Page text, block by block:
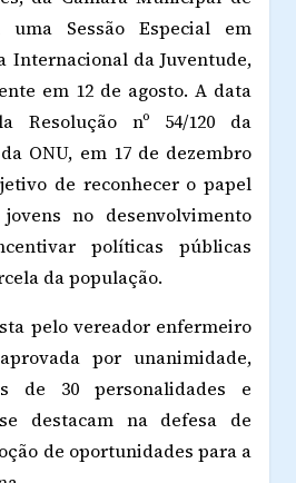
uma Sessão Especial em
Internacional da Juventude,
em 12 de agosto. A data
Resolução nº 54/120 da
ONU, em 17 de dezembro
de reconhecer o papel
no desenvolvimento
políticas públicas
da população.
pelo vereador enfermeiro
por unanimidade,
de 30 personalidades e
destacam na defesa de
de oportunidades para a